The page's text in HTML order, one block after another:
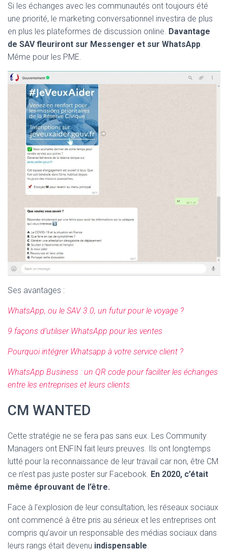
Si les échanges avec les communautés ont toujours été
une priorité, le marketing conversationnel investira de plus
en plus les plateformes de discussion online. Davantage
de SAV fleuriront sur Messenger et sur WhatsApp.
Même pour les PME.
Ses avantages :
WhatsApp, ou le SAV 3.0, un futur pour le voyage ?
9 façons d’utiliser WhatsApp pour les ventes
Pourquoi intégrer Whatsapp à votre service client ?
WhatsApp Business : un QR code pour faciliter les échanges
entre les entreprises et leurs clients.
CM WANTED
Cette stratégie ne se fera pas sans eux. Les Community
Managers ont ENFIN fait leurs preuves. Ils ont longtemps
lutté pour la reconnaissance de leur travail car non, être CM
ce n’est pas juste poster sur Facebook. En 2020, c’était
même éprouvant de l’être.
Face à l’explosion de leur consultation, les réseaux sociaux
ont commencé à être pris au sérieux et les entreprises ont
compris qu’avoir un responsable des médias sociaux dans
leurs rangs était devenu indispensable